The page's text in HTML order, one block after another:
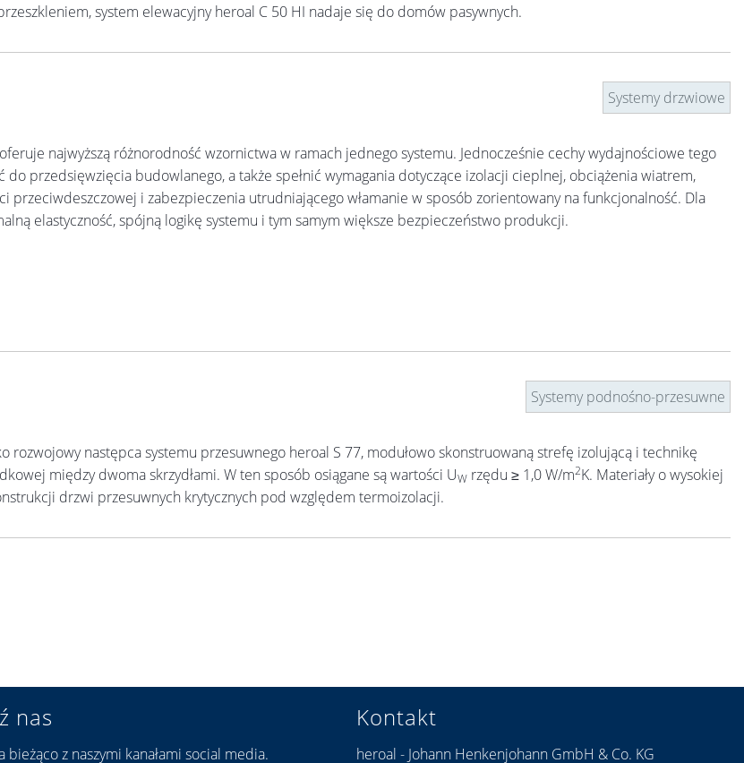
system elewacyjny heroal C 50 HI nadaje się do domów pasywnych.
Systemy drzwiowe
najwyższą różnorodność wzornictwa w ramach jednego systemu. Jednocześnie cechy wydajnościowe tego
przedsięwzięcia budowlanego, a także spełnić wymagania dotyczące izolacji cieplnej, obciążenia wiatrem,
przeciwdeszczowej i zabezpieczenia utrudniającego włamanie w sposób zorientowany na funkcjonalność. Dla
elastyczność, spójną logikę systemu i tym samym większe bezpieczeństwo produkcji.
Systemy podnośno-przesuwne
rozwojowy następca systemu przesuwnego heroal S 77, modułowo skonstruowaną strefę izolującą i technikę
między dwoma skrzydłami. W ten sposób osiągane są wartości UW rzędu ≥ 1,0 W/m2K. Materiały o wysokiej
drzwi przesuwnych krytycznych pod względem termoizolacji.
nas
bieżąco z naszymi kanałami social media.
Kontakt
heroal - Johann Henkenjohann GmbH & Co. KG